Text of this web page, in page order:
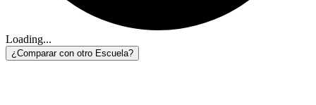
Loading...
¿Comparar con otro Escuela?